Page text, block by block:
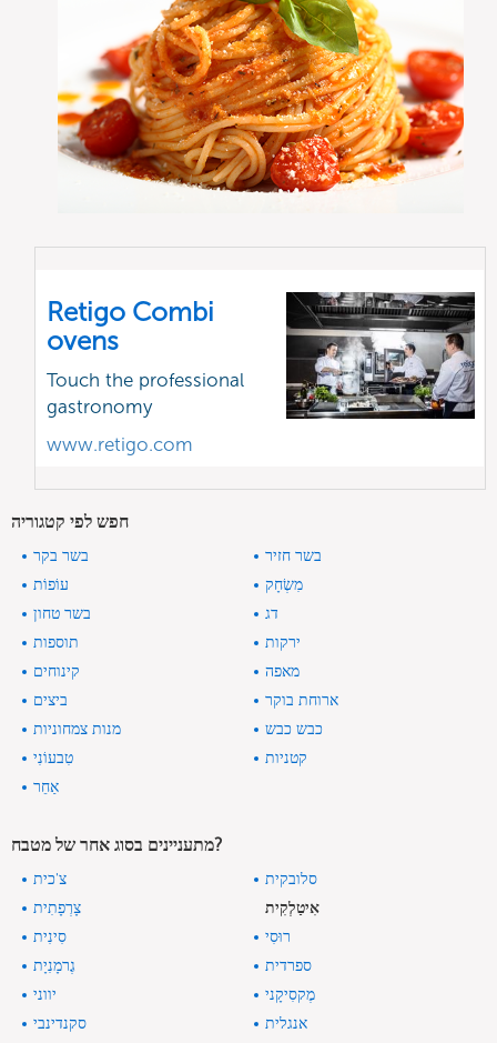
Retigo Combi
ovens
Touch the professional
gastronomy
www.retigo.com
חפש לפי קטגוריה
בשר בקר
בשר חזיר
עוֹפוֹת
מִשְׂחָק
בשר טחון
דג
תוספות
ירקות
קינוחים
מאפה
ביצים
ארוחת בוקר
מנות צמחוניות
כבש כבש
טִבעוֹנִי
קטניות
אַחֵר
מתעניינים בסוג אחר של מטבח?
צ'כית
סלובקית
צָרְפָתִית
אִיטַלְקִית
סִינִית
רוּסִי
גֶרמָנִיָת
ספרדית
יווני
מֶקסִיקָני
סקנדינבי
אנגלית